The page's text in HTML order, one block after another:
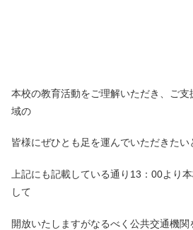
本校の教育活動をご理解いただき、ご
域の
皆様にぜひとも足を運んでいただきたい
上記にも記載している通り13：00より
して
開放いたしますがなるべく公共交通機関